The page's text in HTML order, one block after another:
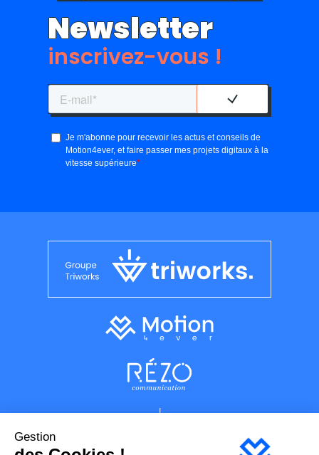
Newsletter
inscrivez-vous !
Gestion